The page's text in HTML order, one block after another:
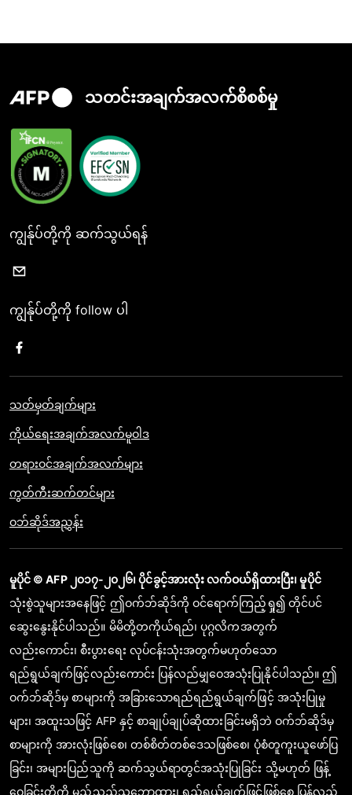
သတင်းအချက်အလက်စိစစ်မှု
ကျွန်ုပ်တို့ကို ဆက်သွယ်ရန်
ကျွန်ုပ်တို့ကို follow ပါ
သတ်မှတ်ချက်များ
ကိုယ်ရေးအချက်အလက်မူဝါဒ
တရားဝင်အချက်အလက်များ
ကွတ်ကီးဆက်တင်များ
ဝဘ်ဆိုဒ်အညွှန်း
မူပိုင် © AFP ၂၀၁၇-၂၀၂၆၊ ပိုင်ခွင့်အားလုံး လက်ဝယ်ရှိထားပြီး၊ မူပိုင်
သုံးစွဲသူများအနေဖြင့် ဤဝက်ဘ်ဆိုဒ်ကို ဝင်ရောက်ကြည့်ရှု၍ တိုင်ပင်
ဆွေးနွေးနိုင်ပါသည်။ မိမိတို့တကိုယ်ရည်၊ ပုဂ္ဂလိကအတွက်
လည်းကောင်း၊ စီးပွားရေး လုပ်ငန်းသုံးအတွက်မဟုတ်သော
ရည်ရွယ်ချက်ဖြင့်လည်းကောင်း ပြန်လည်မျှဝေအသုံးပြုနိုင်ပါသည်။ ဤ
ဝက်ဘ်ဆိုဒ်မှ စာများကို အခြားသောရည်ရည်ရွယ်ချက်ဖြင့် အသုံးပြုမှု
များ၊ အထူးသဖြင့် AFP နှင့် စာချုပ်ချုပ်ဆိုထားခြင်းမရှိဘဲ ဝက်ဘ်ဆိုဒ်မှ
စာများကို အားလုံးဖြစ်စေ၊ တစ်စိတ်တစ်ဒေသဖြစ်စေ၊ ပုံစံတူကူးယူဖော်ပြ
ခြင်း၊ အများပြည်သူကို ဆက်သွယ်ရာတွင်အသုံးပြုခြင်း သို့မဟုတ် ဖြန့်
ဝေခြင်းတို့ကို မည်သည့်သဘောထား၊ ရည်ရွယ်ချက်ဖြင့်ဖြစ်စေ ပြန်လည်